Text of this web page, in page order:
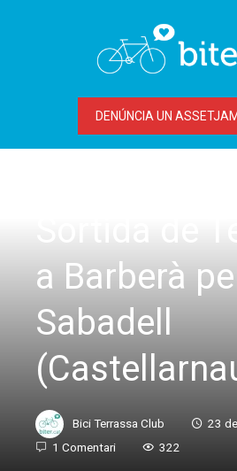
DENÚNCIA UN
a Barberà
Sabadell
Bici Terrassa Club
23
1 Comentari
322